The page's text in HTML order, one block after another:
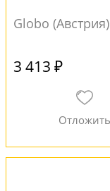
Globo (Австрия)
3 413 ₽